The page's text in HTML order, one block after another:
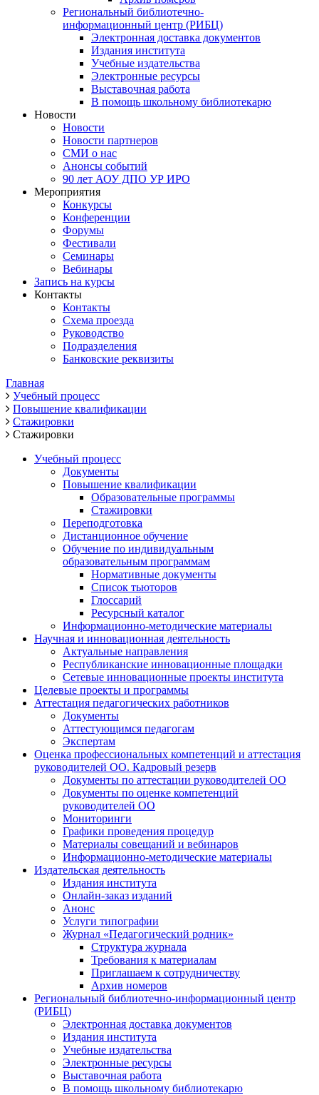
Региональный библиотечно-
информационный центр (РИБЦ)
Электронная доставка документов
Издания института
Учебные издательства
Электронные ресурсы
Выставочная работа
В помощь школьному библиотекарю
Новости
Новости
Новости партнеров
СМИ о нас
Анонсы событий
90 лет АОУ ДПО УР ИРО
Мероприятия
Конкурсы
Конференции
Форумы
Фестивали
Семинары
Вебинары
Запись на курсы
Контакты
Контакты
Схема проезда
Руководство
Подразделения
Банковские реквизиты
Главная
Учебный процесс
Повышение квалификации
Стажировки
Стажировки
Учебный процесс
Документы
Повышение квалификации
Образовательные программы
Стажировки
Переподготовка
Дистанционное обучение
Обучение по индивидуальным
образовательным программам
Нормативные документы
Список тьюторов
Глоссарий
Ресурсный каталог
Информационно-методические материалы
Научная и инновационная деятельность
Актуальные направления
Республиканские инновационные площадки
Сетевые инновационные проекты института
Целевые проекты и программы
Аттестация педагогических работников
Документы
Аттестующимся педагогам
Экспертам
Оценка профессиональных компетенций и аттестация
руководителей ОО. Кадровый резерв
Документы по аттестации руководителей ОО
Документы по оценке компетенций
руководителей ОО
Мониторинги
Графики проведения процедур
Материалы совещаний и вебинаров
Информационно-методические материалы
Издательская деятельность
Издания института
Онлайн-заказ изданий
Анонс
Услуги типографии
Журнал «Педагогический родник»
Структура журнала
Требования к материалам
Приглашаем к сотрудничеству
Архив номеров
Региональный библиотечно-информационный центр
(РИБЦ)
Электронная доставка документов
Издания института
Учебные издательства
Электронные ресурсы
Выставочная работа
В помощь школьному библиотекарю